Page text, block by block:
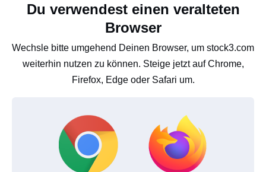
Du verwendest einen veralteten
Browser
Wechsle bitte umgehend Deinen Browser, um stock3.com
weiterhin nutzen zu können. Steige jetzt auf Chrome,
Firefox, Edge oder Safari um.